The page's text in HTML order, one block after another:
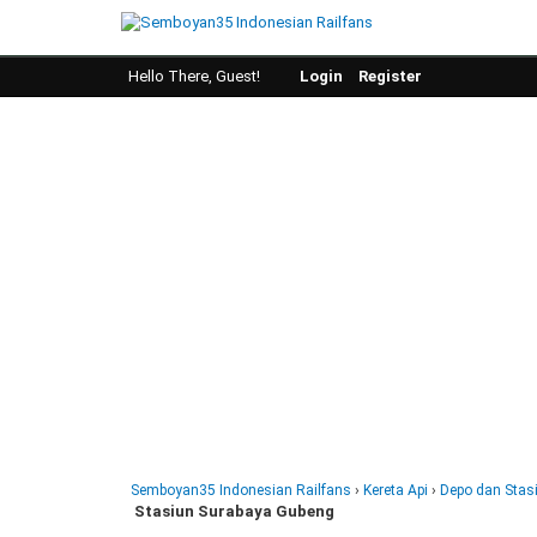
Hello There, Guest! Login Register
Semboyan35 Indonesian Railfans › Kereta Api › Depo dan
Stasiun Surabaya Gubeng